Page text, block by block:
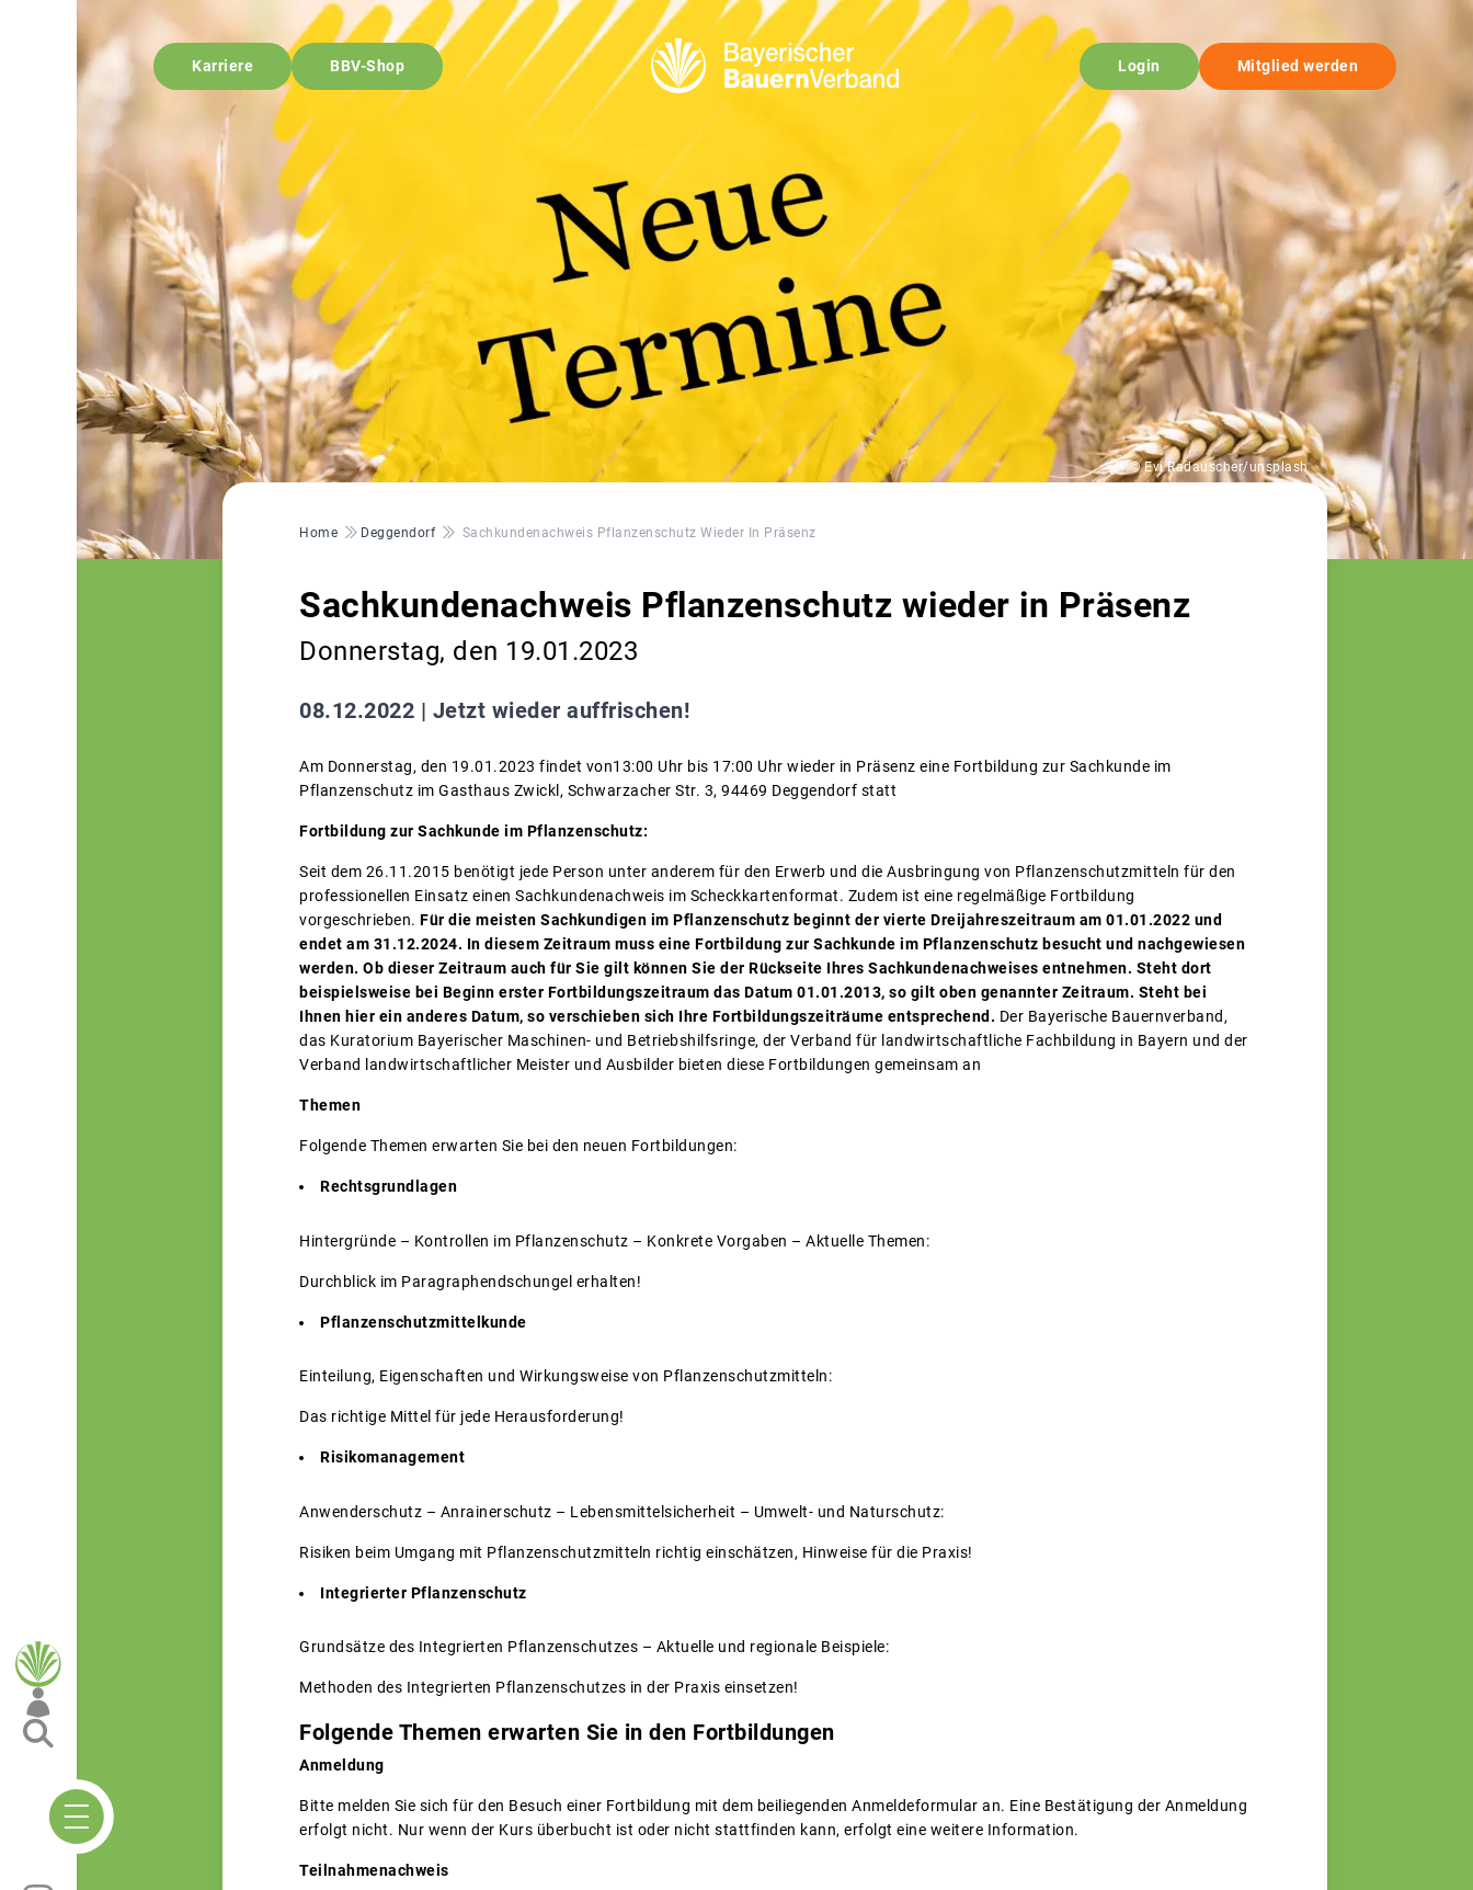
Karriere BBV-Shop Login Mitglied werden
© Evi Radauscher/unsplash
Pfadnavigation
Home Deggendorf Sachkundenachweis Pflanzenschutz Wieder In Präsenz
Sachkundenachweis Pflanzenschutz wieder in Präsenz
Donnerstag, den 19.01.2023
08.12.2022 | Jetzt wieder auffrischen!
Am Donnerstag, den 19.01.2023 findet von13:00 Uhr bis 17:00 Uhr wieder in Präsenz eine Fortbildung zur Sachkunde im
Pflanzenschutz im Gasthaus Zwickl, Schwarzacher Str. 3, 94469 Deggendorf statt
Fortbildung zur Sachkunde im Pflanzenschutz:
Seit dem 26.11.2015 benötigt jede Person unter anderem für den Erwerb und die Ausbringung von Pflanzenschutzmitteln für den
professionellen Einsatz einen Sachkundenachweis im Scheckkartenformat. Zudem ist eine regelmäßige Fortbildung
vorgeschrieben. Für die meisten Sachkundigen im Pflanzenschutz beginnt der vierte Dreijahreszeitraum am 01.01.2022 und
endet am 31.12.2024. In diesem Zeitraum muss eine Fortbildung zur Sachkunde im Pflanzenschutz besucht und nachgewiesen
werden. Ob dieser Zeitraum auch für Sie gilt können Sie der Rückseite Ihres Sachkundenachweises entnehmen. Steht dort
beispielsweise bei Beginn erster Fortbildungszeitraum das Datum 01.01.2013, so gilt oben genannter Zeitraum. Steht bei
Ihnen hier ein anderes Datum, so verschieben sich Ihre Fortbildungszeiträume entsprechend. Der Bayerische Bauernverband,
das Kuratorium Bayerischer Maschinen- und Betriebshilfsringe, der Verband für landwirtschaftliche Fachbildung in Bayern und der
Verband landwirtschaftlicher Meister und Ausbilder bieten diese Fortbildungen gemeinsam an
Themen
Folgende Themen erwarten Sie bei den neuen Fortbildungen:
Rechtsgrundlagen
Hintergründe – Kontrollen im Pflanzenschutz – Konkrete Vorgaben – Aktuelle Themen:
Durchblick im Paragraphendschungel erhalten!
Pflanzenschutzmittelkunde
Einteilung, Eigenschaften und Wirkungsweise von Pflanzenschutzmitteln:
Das richtige Mittel für jede Herausforderung!
Risikomanagement
Anwenderschutz – Anrainerschutz – Lebensmittelsicherheit – Umwelt- und Naturschutz:
Risiken beim Umgang mit Pflanzenschutzmitteln richtig einschätzen, Hinweise für die Praxis!
Integrierter Pflanzenschutz
Grundsätze des Integrierten Pflanzenschutzes – Aktuelle und regionale Beispiele:
Methoden des Integrierten Pflanzenschutzes in der Praxis einsetzen!
Folgende Themen erwarten Sie in den Fortbildungen
Anmeldung
Bitte melden Sie sich für den Besuch einer Fortbildung mit dem beiliegenden Anmeldeformular an. Eine Bestätigung der Anmeldung
erfolgt nicht. Nur wenn der Kurs überbucht ist oder nicht stattfinden kann, erfolgt eine weitere Information.
Teilnahmenachweis